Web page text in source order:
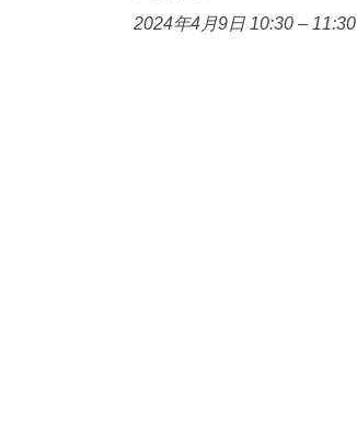
2024年4月9日 10:30 – 11:30